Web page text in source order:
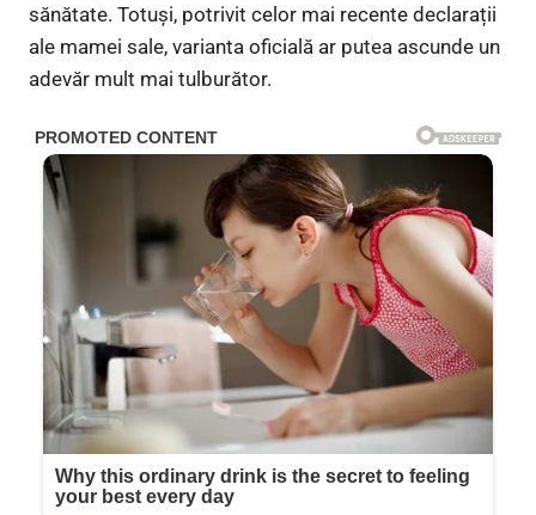
sănătate. Totuși, potrivit celor mai recente declarații
ale mamei sale, varianta oficială ar putea ascunde un
adevăr mult mai tulburător.